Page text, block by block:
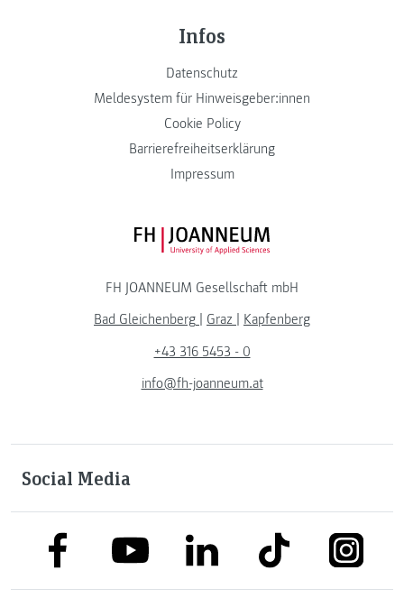
Infos
Datenschutz
Meldesystem für Hinweisgeber:innen
Cookie Policy
Barrierefreiheitserklärung
Impressum
FH JOANNEUM Logo
FH JOANNEUM Gesellschaft mbH
Bad Gleichenberg
Graz
Kapfenberg
+43 316 5453 - 0
info@fh-joanneum.at
Social Media
link to facebooklink to youtubelink to linkedinlink to tiktok